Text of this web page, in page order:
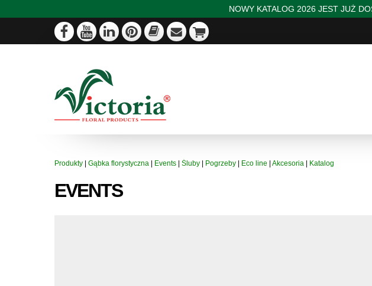
NOWY KATALOG 2026 JEST JUŻ
Produkty Gąbka florystyczna Events Śluby Pogrzeby Eco line Akcesoria Katalog
EVENTS